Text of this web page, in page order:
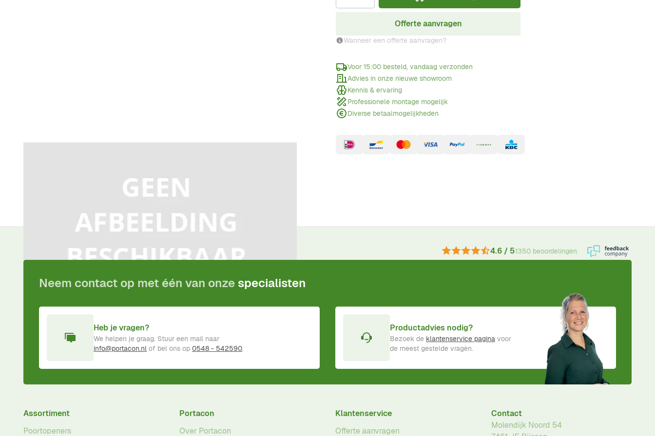
Offerte aanvragen
Wanneer een offerte aanvragen?
Voor 15:00 besteld, vandaag verzonden
Advies in onze nieuwe showroom
Kennis & ervaring
Professionele montage mogelijk
Diverse betaalmogelijkheden
Uitbreidingskaart 8 kanaals, H.264 compressie, FULL D1
besteld, vandaagverzonden! Inclusiefproductgarantie 4.6 / 51350 beoordelingen
Neem contact op met één van onze specialisten
Heb je vragen?
We helpen je graag. Stuur een mail naar
info@portacon.nl of bel ons op 0548 - 542590.
Productadvies nodig?
Bezoek de klantenservice pagina voor
de meest gestelde vragen.
Assortiment
Poortopeners
Portacon
Over Portacon
Klantenservice
Offerte aanvragen
Contact
Molendijk Noord 54